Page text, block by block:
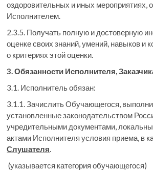
оздоровительных и иных мероприятиях,
Исполнителем.
2.3.5. Получать полную и достоверную
оценке своих знаний, умений, навыков и
о критериях этой оценки.
3. Обязанности Исполнителя,
3.1. Исполнитель обязан:
3.1.1. Зачислить Обучающегося,
установленные законодательством
учредительными документами,
актами Исполнителя условия приема, в
Слушателя.
(указывается категория обучающегося)